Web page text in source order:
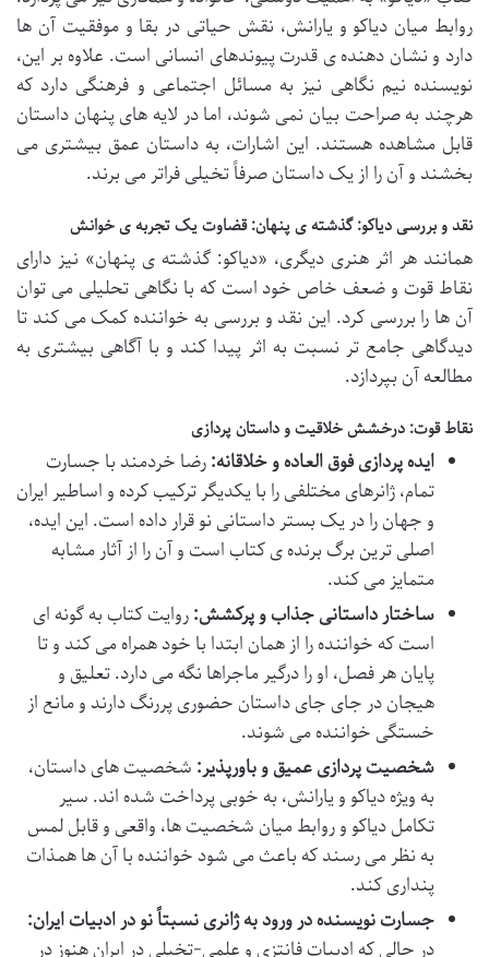
روابط میان دیاکو و یارانش، نقش حیاتی در بقا و موفقیت آن ها
دارد و نشان دهنده ی قدرت پیوندهای انسانی است. علاوه بر این،
نویسنده نیم نگاهی نیز به مسائل اجتماعی و فرهنگی دارد که
هرچند به صراحت بیان نمی شوند، اما در لایه های پنهان داستان
قابل مشاهده هستند. این اشارات، به داستان عمق بیشتری می
بخشند و آن را از یک داستان صرفاً تخیلی فراتر می برند.
نقد و بررسی دیاکو: گذشته ی پنهان: قضاوت یک تجربه ی خوانش
همانند هر اثر هنری دیگری، «دیاکو: گذشته ی پنهان» نیز دارای
نقاط قوت و ضعف خاص خود است که با نگاهی تحلیلی می توان
آن ها را بررسی کرد. این نقد و بررسی به خواننده کمک می کند تا
دیدگاهی جامع تر نسبت به اثر پیدا کند و با آگاهی بیشتری به
مطالعه آن بپردازد.
نقاط قوت: درخشش خلاقیت و داستان پردازی
ایده پردازی فوق العاده و خلاقانه:رضا خردمند با جسارت
تمام، ژانرهای مختلفی را با یکدیگر ترکیب کرده و اساطیر ایران
و جهان را در یک بستر داستانی نو قرار داده است. این ایده،
اصلی ترین برگ برنده ی کتاب است و آن را از آثار مشابه
متمایز می کند.
ساختار داستانی جذاب و پرکشش:روایت کتاب به گونه ای
است که خواننده را از همان ابتدا با خود همراه می کند و تا
پایان هر فصل، او را درگیر ماجراها نگه می دارد. تعلیق و
هیجان در جای جای داستان حضوری پررنگ دارند و مانع از
خستگی خواننده می شوند.
شخصیت پردازی عمیق و باورپذیر: شخصیت های داستان،
به ویژه دیاکو و یارانش، به خوبی پرداخت شده اند. سیر
تکامل دیاکو و روابط میان شخصیت ها، واقعی و قابل لمس
به نظر می رسند که باعث می شود خواننده با آن ها همذات
پنداری کند.
جسارت نویسنده در ورود به ژانری نسبتاً نو در ادبیات ایران:
در حالی که ادبیات فانتزی و علمی-تخیلی در ایران هنوز در